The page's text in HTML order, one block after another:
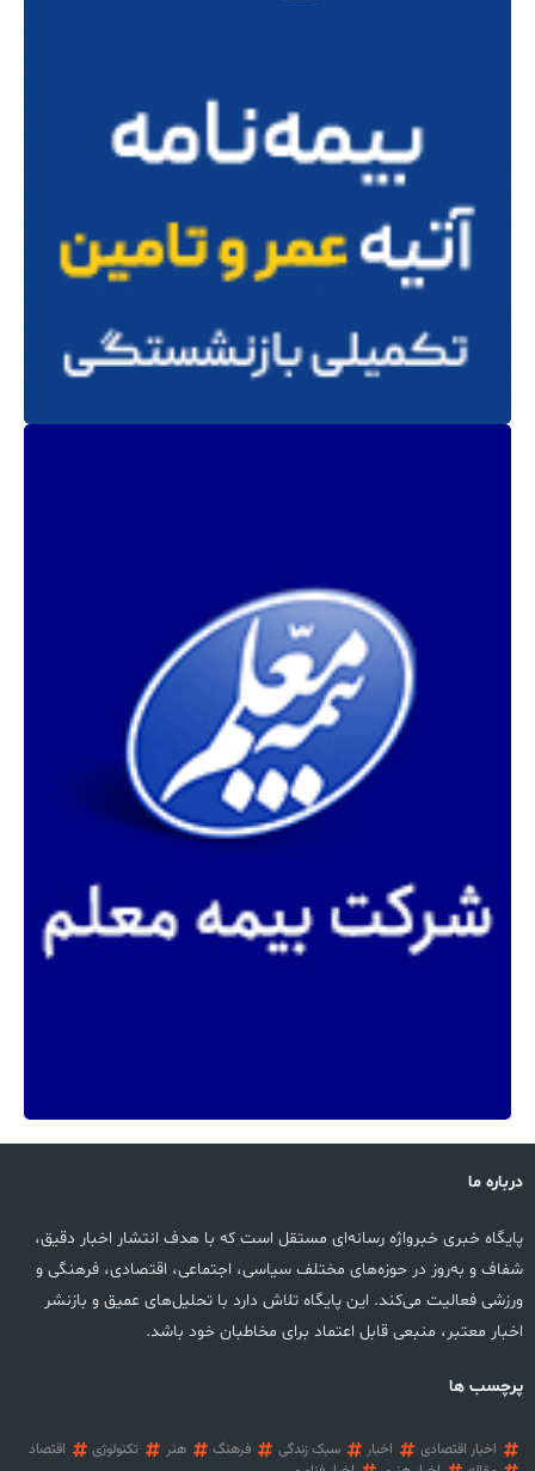
درباره ما
پایگاه خبری خبرواژه رسانه‌ای مستقل است که با هدف انتشار اخبار دقیق،
شفاف و به‌روز در حوزه‌های مختلف سیاسی، اجتماعی، اقتصادی، فرهنگی و
ورزشی فعالیت می‌کند. این پایگاه تلاش دارد با تحلیل‌های عمیق و بازنشر
اخبار معتبر، منبعی قابل اعتماد برای مخاطبان خود باشد.
پرچسب ها
اخبار اقتصادی اخبار سبک زندگی فرهنگ هنر تکنولوژی
اقتصاد